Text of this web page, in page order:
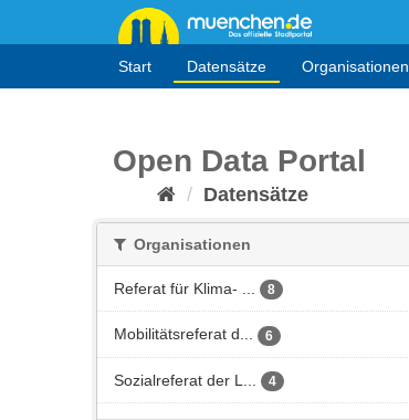
Start Datensätze Organisationen
Open Data Portal
Datensätze
Organisationen
Referat für Klima- ... 8
Mobilitätsreferat d... 6
Sozialreferat der L... 4